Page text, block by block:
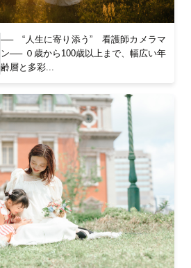
── “人生に寄り添う” 看護師カメラマ
ン── ０歳から100歳以上まで、幅広い年
齢層と多彩...